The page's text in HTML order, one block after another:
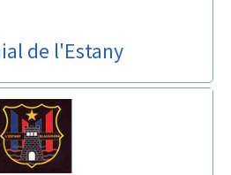
de l'Estany